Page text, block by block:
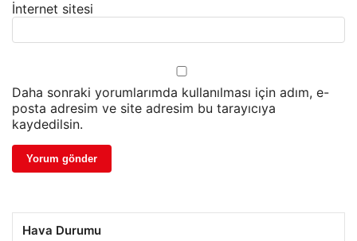
İnternet sitesi
Daha sonraki yorumlarımda kullanılması için adım, e-
posta adresim ve site adresim bu tarayıcıya
kaydedilsin.
Hava Durumu